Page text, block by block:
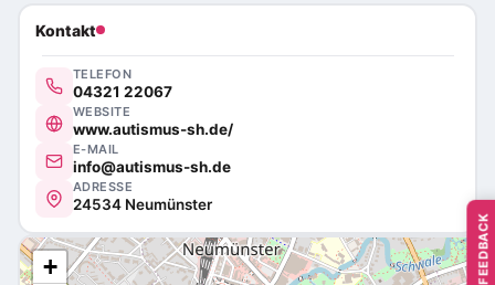
Kontakt
TELEFON
04321 22067
WEBSITE
www.autismus-sh.de/
E-MAIL
info@autismus-sh.de
ADRESSE
24534 Neumünster
+
FEEDBACK